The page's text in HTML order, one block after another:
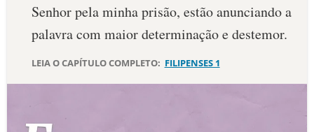
PALAVRA DO DIA
DEVOCIONAL DIÁRIO
10 MANDAMENTOS
Senhor pela minha prisão, estão anunciando a
palavra com maior determinação e destemor.
LEIA O CAPÍTULO COMPLETO: FILIPENSES 1